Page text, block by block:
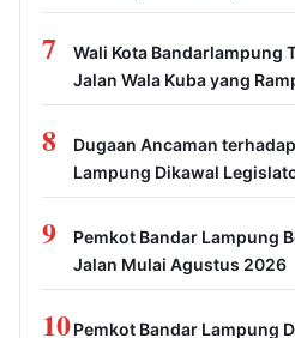
7
Wali Kota Bandarlampung
Jalan Wala Kuba yang
8
Dugaan Ancaman
Lampung Dikawal
9
Pemkot Bandar Lampung
Jalan Mulai Agustus 2026
10Pemkot Bandar Lampung